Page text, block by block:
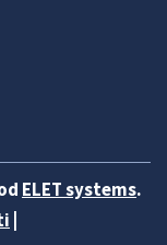
ELET systems.